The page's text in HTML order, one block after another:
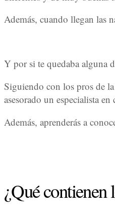
Además, cuando llegan las
Y por si te quedaba alguna
Siguiendo con los pros de
asesorado un especialista
Además, aprenderás a
¿Qué contienen